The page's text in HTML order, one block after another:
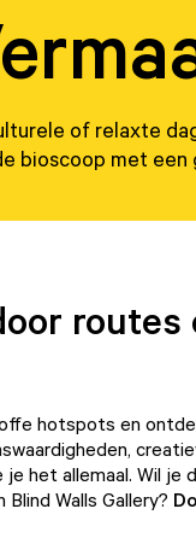
of relaxte
bioscoop met
routes
hotspots en
het allemaal. Wil je
Walls Gallery?